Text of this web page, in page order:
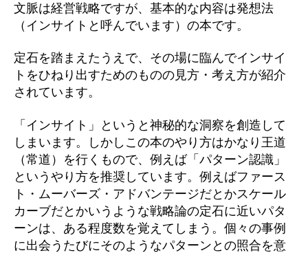
文脈は経営戦略ですが、基本的な内容は発想法
（インサイトと呼んでいます）の本です。
定石を踏まえたうえで、その場に臨んでインサイ
トをひねり出すためのものの見方・考え方が紹介
されています。
「インサイト」というと神秘的な洞察を創造して
しまいます。しかしこの本のやり方はかなり王道
（常道）を行くもので、例えば「パターン認識」
というやり方を推奨しています。例えばファース
ト・ムーバーズ・アドバンテージだとかスケール
カーブだとかいうような戦略論の定石に近いパタ
ーンは、ある程度数を覚えてしまう。個々の事例
に出会うたびにそのようなパターンとの照合を意